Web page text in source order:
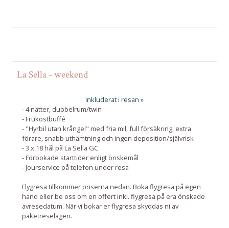
La Sella - weekend
Inkluderat i resan »
- 4 nätter, dubbelrum/twin
- Frukostbuffé
- "Hyrbil utan krångel" med fria mil, full försäkring, extra
förare, snabb uthämtning och ingen deposition/självrisk
- 3 x 18 hål på La Sella GC
- Förbokade starttider enligt önskemål
- Jourservice på telefon under resa
Flygresa tillkommer priserna nedan. Boka flygresa på egen
hand eller be oss om en offert inkl. flygresa på era önskade
avresedatum. När vi bokar er flygresa skyddas ni av
paketreselagen.